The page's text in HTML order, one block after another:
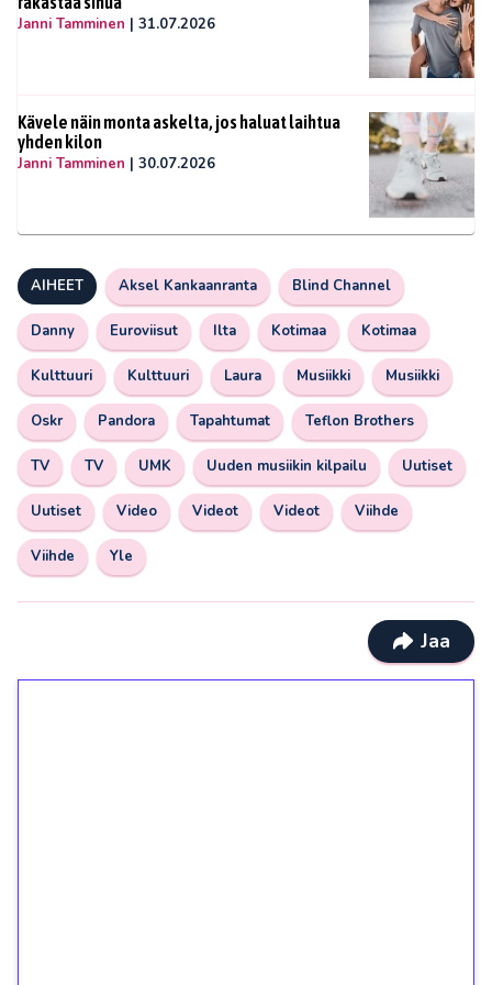
Janni Tamminen | 31.07.2026
Kävele näin monta askelta, jos haluat laihtua
yhden kilon
Janni Tamminen | 30.07.2026
AIHEET Aksel Kankaanranta Blind Channel
Danny Euroviisut Ilta Kotimaa Kotimaa
Kulttuuri Kulttuuri Laura Musiikki Musiikki
Oskr Pandora Tapahtumat Teflon Brothers
TV TV UMK Uuden musiikin kilpailu Uutiset
Uutiset Video Videot Videot Viihde
Viihde Yle
Jaa